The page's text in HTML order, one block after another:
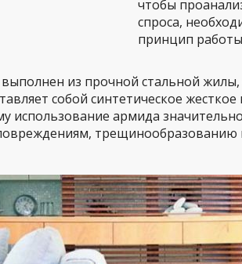
чтобы
спроса,
принцип
из прочной стальной
собой синтетическое
использование армида
трещинообразованию